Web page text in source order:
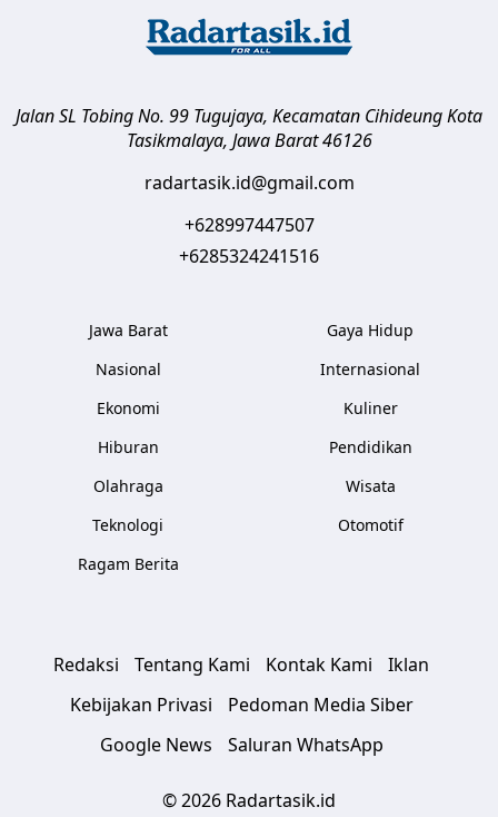
Jalan SL Tobing No. 99 Tugujaya, Kecamatan CihideungKota
Tasikmalaya, Jawa Barat 46126
radartasik.id@gmail.com
+628997447507
+6285324241516
Jawa Barat
Nasional
Ekonomi
Hiburan
Olahraga
Teknologi
Ragam Berita
Gaya Hidup
Internasional
Kuliner
Pendidikan
Wisata
Otomotif
Redaksi Tentang Kami Kontak Kami
Iklan
Kebijakan Privasi
Pedoman Media Siber
Google News
Saluran WhatsApp
© 2026 Radartasik.id